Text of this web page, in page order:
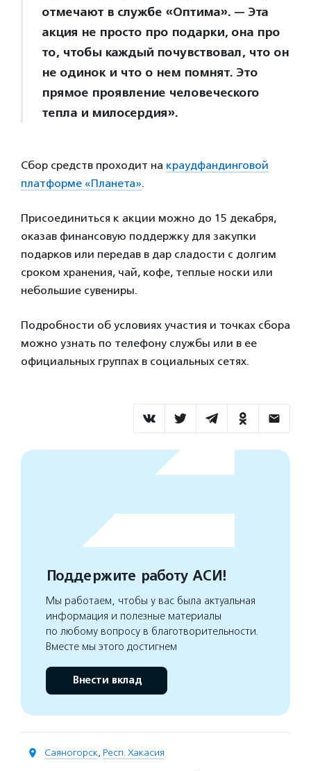
отмечают в службе «Оптима». — Эта
акция не просто про подарки, она про
то, чтобы каждый почувствовал, что он
не одинок и что о нем помнят. Это
прямое проявление человеческого
тепла и милосердия».
Сбор средств проходит на краудфандинговой
платформе «Планета».
Присоединиться к акции можно до 15 декабря,
оказав финансовую поддержку для закупки
подарков или передав в дар сладости с долгим
сроком хранения, чай, кофе, теплые носки или
небольшие сувениры.
Подробности об условиях участия и точках сбора
можно узнать по телефону службы или в ее
официальных группах в социальных сетях.
Поддержите работу АСИ!
Мы работаем, чтобы у вас была актуальная
информация и полезные материалы
по любому вопросу в благотворительности.
Вместе мы этого достигнем
Внести вклад
Саяногорск, Респ. Хакасия